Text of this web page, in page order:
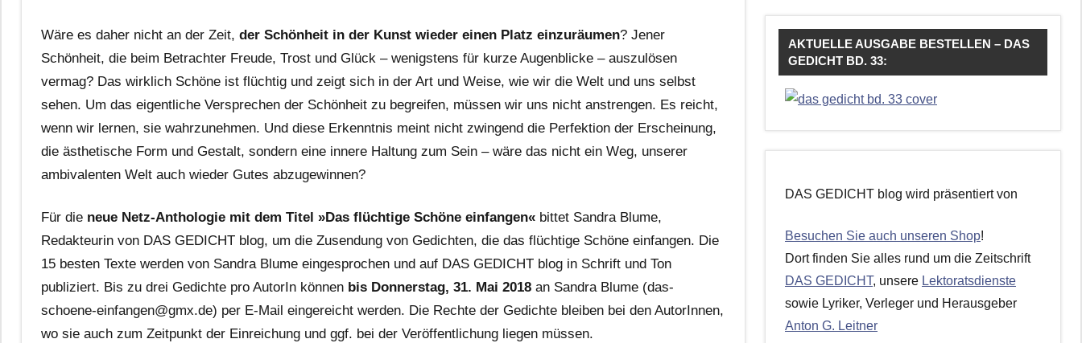
Wäre es daher nicht an der Zeit, der Schönheit in der Kunst wieder einen Platz einzuräumen? Jener
Schönheit, die beim Betrachter Freude, Trost und Glück – wenigstens für kurze Augenblicke – auszulösen
vermag? Das wirklich Schöne ist flüchtig und zeigt sich in der Art und Weise, wie wir die Welt und uns selbst
sehen. Um das eigentliche Versprechen der Schönheit zu begreifen, müssen wir uns nicht anstrengen. Es reicht,
wenn wir lernen, sie wahrzunehmen. Und diese Erkenntnis meint nicht zwingend die Perfektion der Erscheinung,
die ästhetische Form und Gestalt, sondern eine innere Haltung zum Sein – wäre das nicht ein Weg, unserer
ambivalenten Welt auch wieder Gutes abzugewinnen?
Für die neue Netz-Anthologie mit dem Titel »Das flüchtige Schöne einfangen« bittet Sandra Blume,
Redakteurin von DAS GEDICHT blog, um die Zusendung von Gedichten, die das flüchtige Schöne einfangen. Die
15 besten Texte werden von Sandra Blume eingesprochen und auf DAS GEDICHT blog in Schrift und Ton
publiziert. Bis zu drei Gedichte pro AutorIn können bis Donnerstag, 31. Mai 2018 an Sandra Blume (das-
schoene-einfangen@gmx.de) per E-Mail eingereicht werden. Die Rechte der Gedichte bleiben bei den AutorInnen,
wo sie auch zum Zeitpunkt der Einreichung und ggf. bei der Veröffentlichung liegen müssen.
AKTUELLE AUSGABE BESTELLEN – DAS
GEDICHT BD. 33:
DAS GEDICHT blog wird präsentiert von
Besuchen Sie auch unseren Shop!
Dort finden Sie alles rund um die Zeitschrift
DAS GEDICHT, unsere Lektoratsdienste
sowie Lyriker, Verleger und Herausgeber
Anton G. Leitner